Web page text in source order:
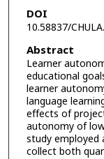
DOI
10.58837/
Abstract
Learner
educational
learner
language
effects of
autonomy of
study
collect both